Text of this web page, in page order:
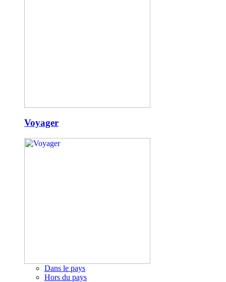
Voyager
Dans le pays
Hors du pays